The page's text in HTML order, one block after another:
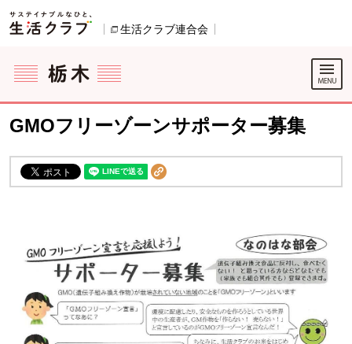
ページの先頭です。
生活クラブ連合会
ここからサイト内共通メニューです。
サイト内共通メニューをスキップする
サイト内共通メニューここまで。
GMOフリーゾーンサポーター募集